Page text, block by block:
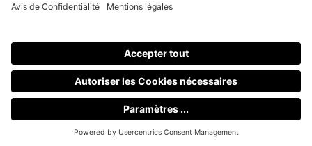
Modes de paiement
Tous les prix incluent la TVA, plus les fraisd'expédition
éventuels frais de livraison, sauf indication contraire.